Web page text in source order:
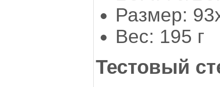
Размер:
Вес: 195 г
Тестовый